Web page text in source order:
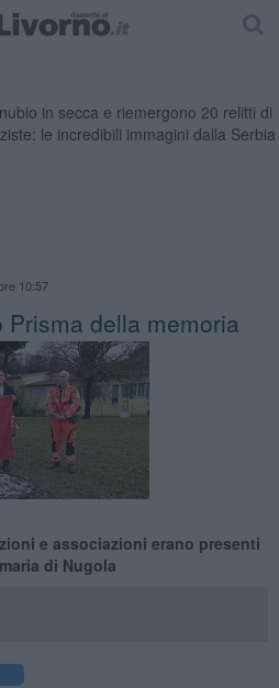
10:57
della memoria
e associazioni erano presenti
di Nugola